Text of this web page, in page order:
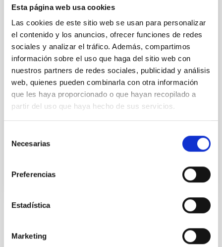
Esta página web usa cookies
Las cookies de este sitio web se usan para personalizar
el contenido y los anuncios, ofrecer funciones de redes
sociales y analizar el tráfico. Además, compartimos
información sobre el uso que haga del sitio web con
nuestros partners de redes sociales, publicidad y análisis
web, quienes pueden combinarla con otra información
que les haya proporcionado o que hayan recopilado a
partir del uso que haya hecho de sus servicios.
Necesarias
Preferencias
Estadística
Marketing
The first satellite developed by the Instituto de
Astrofísica de Canarias,, which was launched into
space last December, has sent back its first images.
The quality of the observations shows the perfect
performance of its DRAGO-2 infrared camera. The
pointing test of its laser optical communications
module has also been successfully carried out,
making it the first Spanish satellite to use this
technology. Today, at a press conference, the first
images obtained with the ALISIO-1 satellite
Advertised on